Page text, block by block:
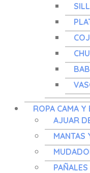
ROPA CAMA Y
AJUAR
MANTAS